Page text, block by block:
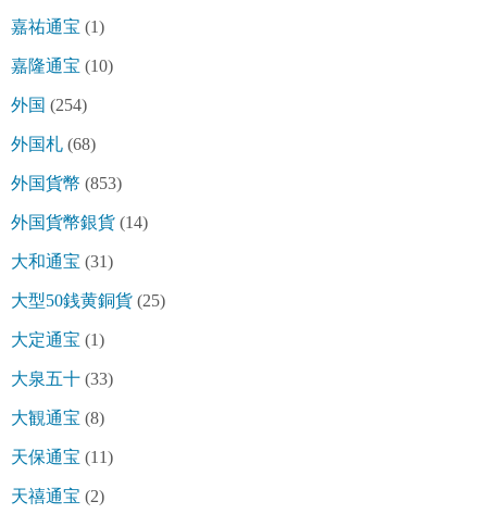
嘉祐通宝 (1)
嘉隆通宝 (10)
外国 (254)
外国札 (68)
外国貨幣 (853)
外国貨幣銀貨 (14)
大和通宝 (31)
大型50銭黄銅貨 (25)
大定通宝 (1)
大泉五十 (33)
大観通宝 (8)
天保通宝 (11)
天禧通宝 (2)